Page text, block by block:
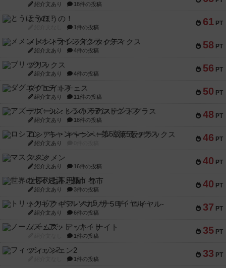
紹介文あり 18件の投稿
61 PT
とうほうの！
1件の投稿
58 PT
メメントオンラインタクティクス
紹介文あり 4件の投稿
56 PT
ブリックス
紹介文あり 4件の投稿
50 PT
ダグエイトチェス
紹介文あり 11件の投稿
48 PT
アズール：シントラのステンドグラス
紹介文あり 18件の投稿
46 PT
ロシアン・キャンペーン：第5版デラックス
紹介文あり
40 PT
マスクメン
紹介文あり 16件の投稿
40 PT
世界の七不思議：都市
紹介文あり 3件の投稿
37 PT
トリックギア - ペルソナ5 ザ・ロイヤル-
紹介文あり 6件の投稿
35 PT
ノームズ・アット・ナイト
1件の投稿
33 PT
フィッシェン2
1件の投稿